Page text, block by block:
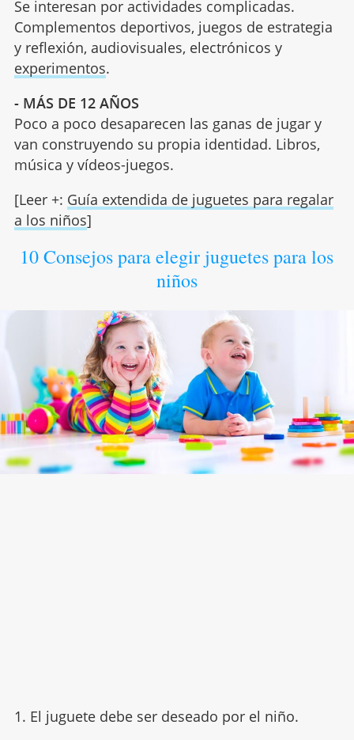
Se interesan por actividades complicadas.
Complementos deportivos, juegos de estrategia
y reflexión, audiovisuales, electrónicos y
experimentos.
- MÁS DE 12 AÑOS
Poco a poco desaparecen las ganas de jugar y
van construyendo su propia identidad. Libros,
música y vídeos-juegos.
[Leer +: Guía extendida de juguetes para regalar
a los niños]
10 Consejos para elegir juguetes para los
niños
1. El juguete debe ser deseado por el niño.